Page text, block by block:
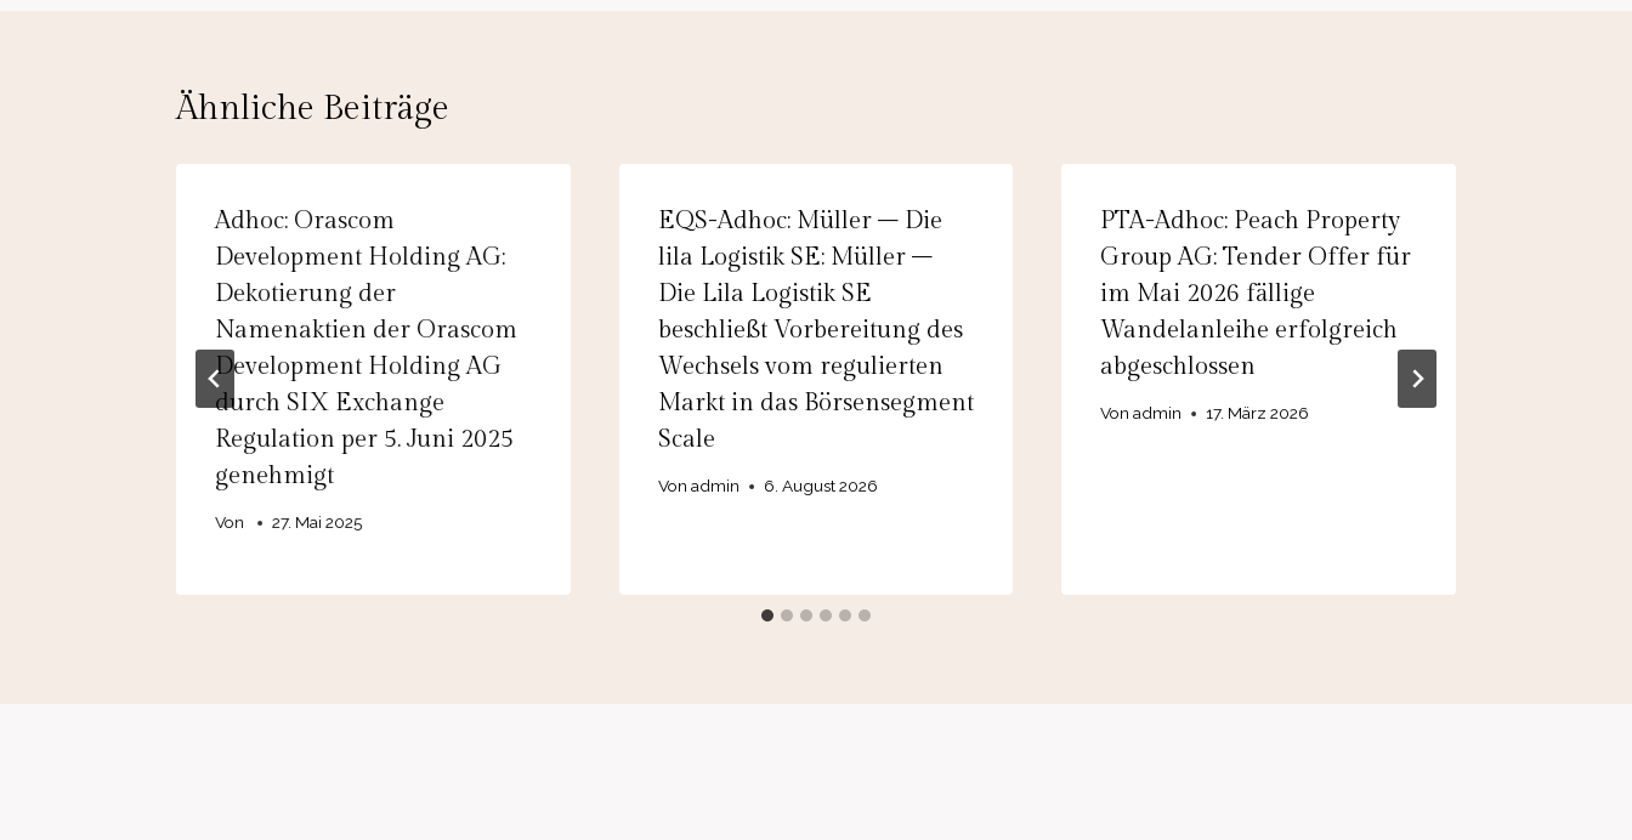
Ähnliche Beiträge
Adhoc: Orascom
Development Holding AG:
Dekotierung der
Namenaktien der Orascom
Development Holding AG
durch SIX Exchange
Regulation per 5. Juni 2025
genehmigt
Von 27. Mai 2025
EQS-Adhoc: Müller – Die
lila Logistik SE: Müller –
Die Lila Logistik SE
beschließt Vorbereitung des
Wechsels vom regulierten
Markt in das Börsensegment
Scale
Von admin 6. August 2026
PTA-Adhoc: Peach Property
Group AG: Tender Offer für
im Mai 2026 fällige
Wandelanleihe erfolgreich
abgeschlossen
Von admin 17. März 2026